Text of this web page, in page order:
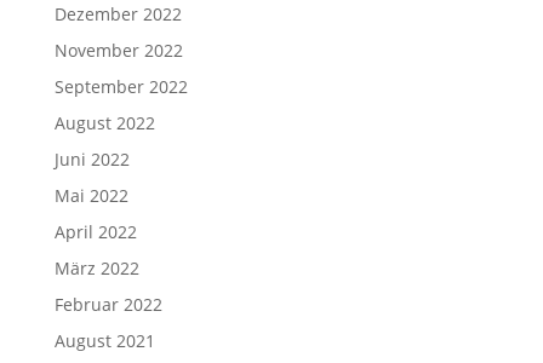
Dezember 2022
November 2022
September 2022
August 2022
Juni 2022
Mai 2022
April 2022
März 2022
Februar 2022
August 2021